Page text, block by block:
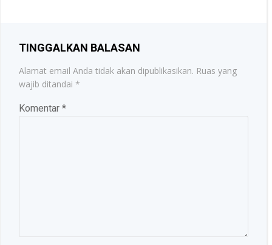
TINGGALKAN BALASAN
Alamat email Anda tidak akan dipublikasikan. Ruas yang
wajib ditandai *
Komentar *